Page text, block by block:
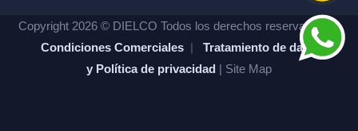
Copyright 2026 © DIELCO Todos los derechos reservados. |
Condiciones Comerciales | Tratamiento de datos
y Política de privacidad | Site Map